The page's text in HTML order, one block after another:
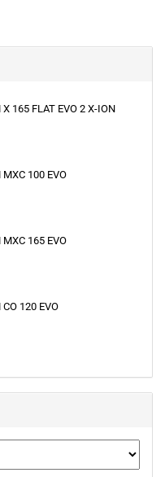
165 FLAT EVO 2 X-ION
100 EVO
165 EVO
120 EVO